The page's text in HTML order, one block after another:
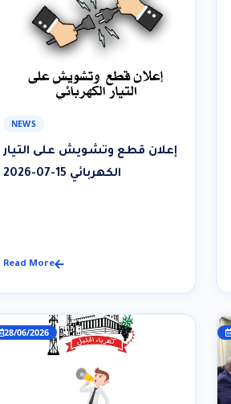
NEWS
إعلان قطع وتشويش على التيار
الكهربائي 15-07-2026
Read More
28/06/2026